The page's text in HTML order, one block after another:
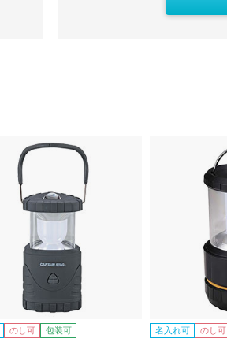
のし可 包装可 名入れ可 のし可